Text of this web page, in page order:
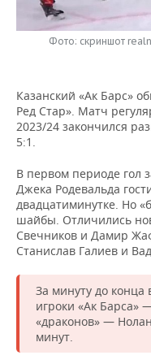
НЕФТЕХИМИЯ
НЕФТЬ
ЭНЕРГЕТИКА
РОЗНИЧНАЯ
УСЛУГИ
НОВОСТИ
МЕДИА
МЕРОПРИЯТИЯ
ВЫЕЗДНАЯ
БИЗНЕС-БРАНЧИ
ONLINE-
ОТКРЫТАЯ ЛЕКЦИЯ
НОВОСТИ СПОРТА
ФУТБОЛ
ХОККЕЙ
БАСКЕТБОЛ
ВОЛЕЙБОЛ
КИБЕРСПОРТ
ФИГУРНОЕ КАТАНИЕ
ОБЩЕСТВО
НОВОСТИ ОБЩЕСТВА
ВЛАСТЬ
ИНФРАСТРУКТУРА
ИСТОРИЯ
КУЛЬТУРА
МЕДИЦИНА
ФОТОГАЛЕРЕЯ
СЮЖЕТЫ
СПРАВОЧНИК
СПИСОК ПЕРСОН
СПИСОК КОМПАНИЙ
ПОЛНАЯ ВЕРСИЯ
Фото: скриншот
Казанский «Ак Барс»
Ред Стар». Матч
2023/24 закончился
5:1.
В первом периоде
Джека Родевальда
двадцатиминутке. Но
шайбы. Отличились
Свечников и Дамир
Станислав Галиев и
За минуту до конца
игроки «Ак Барса»
«драконов» —
минут.